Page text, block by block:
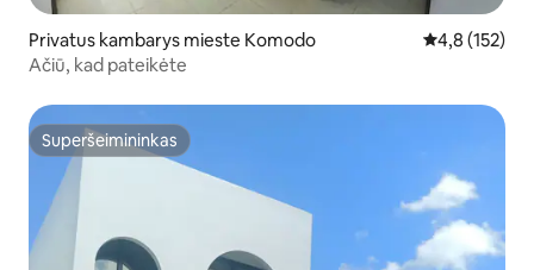
Privatus kambarys mieste Komodo Vidutinis
4,8 (152)
Ačiū, kad pateikėte
Superšeimininkas
Superšeimininkas